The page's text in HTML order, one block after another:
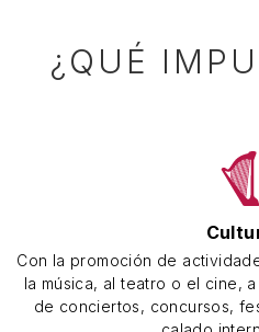
¿QUÉ
Con la promoción de
la música, al teatro o el cine,
de conciertos, concursos,